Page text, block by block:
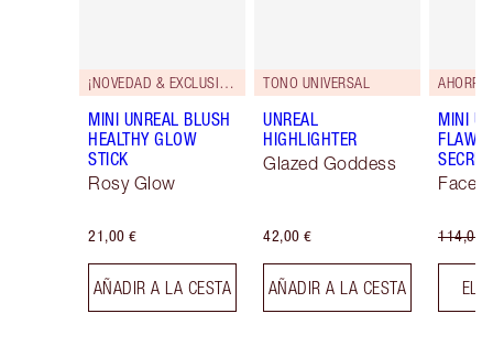
¡NOVEDAD & EXCLUSIVOS!
MINI UNREAL BLUSH
HEALTHY GLOW
STICK
Rosy Glow
21,00 €
AÑADIR A LA CESTA
TONO UNIVERSAL
UNREAL
HIGHLIGHTER
Glazed Goddess
42,00 €
AÑADIR A LA CESTA
MINI
Face
114,00